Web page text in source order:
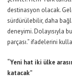
destinasyon olacak.
sürdürülebilir, daha
deneyimi. Dolayısıyla
parçası.” ifadelerini
“Yeni hat iki ülke
katacak”